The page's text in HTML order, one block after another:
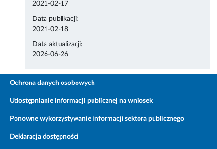
2021-02-17
Data publikacji:
2021-02-18
Data aktualizacji:
2026-06-26
Ochrona danych osobowych
Udostępnianie informacji publicznej na wniosek
Ponowne wykorzystywanie informacji sektora publicznego
Deklaracja dostępności